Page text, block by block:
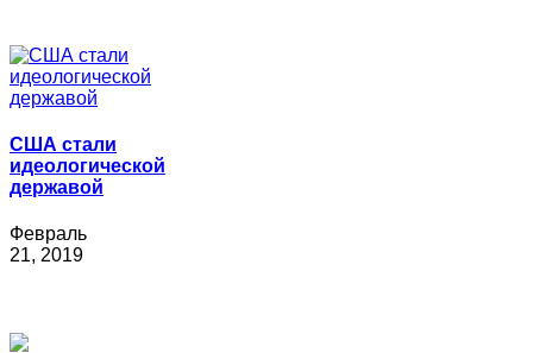
США стали
идеологической
державой
Февраль
21, 2019